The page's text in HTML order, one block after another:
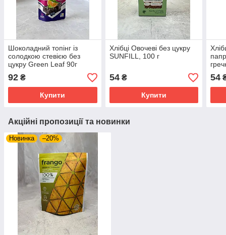
Шоколадний топінг із
солодкою стевією без
цукру Green Leaf 90г
92 ₴
Купити
Хлібці Овочеві без цукру
SUNFILL, 100 г
54₴
Купити
54
Акційні пропозиції та новинки
Новинка –20%